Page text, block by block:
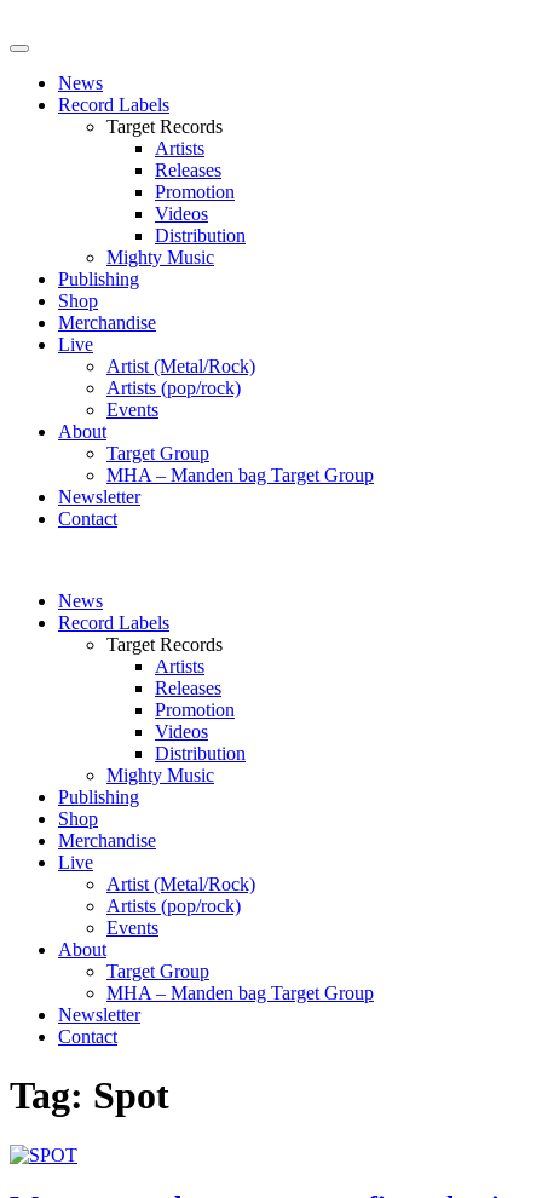
News
Record Labels
Target Records
Artists
Releases
Promotion
Videos
Distribution
Mighty Music
Publishing
Shop
Merchandise
Live
Artist (Metal/Rock)
Artists (pop/rock)
Events
About
Target Group
MHA – Manden bag Target Group
Newsletter
Contact
News
Record Labels
Target Records
Artists
Releases
Promotion
Videos
Distribution
Mighty Music
Publishing
Shop
Merchandise
Live
Artist (Metal/Rock)
Artists (pop/rock)
Events
About
Target Group
MHA – Manden bag Target Group
Newsletter
Contact
Tag: Spot